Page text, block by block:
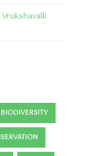
Vrukshavalli
BIODIVERSITY